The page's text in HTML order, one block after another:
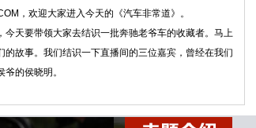
，欢迎大家进入今天的《汽车非常道》。
天要带领大家去结识一批奔驰老爷车的收藏者。马上
故事。我们结识一下直播间的三位嘉宾，曾经在我们
的侯晓明。